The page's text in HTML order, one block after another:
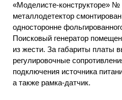
«Моделисте-конструкторе» №
металлодетектор
односторонне
Поисковый генератор
из жести. За габариты платы
регулировочные
подключения источника
а также рамка-датчик.